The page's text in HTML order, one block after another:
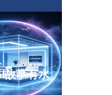
故事有水